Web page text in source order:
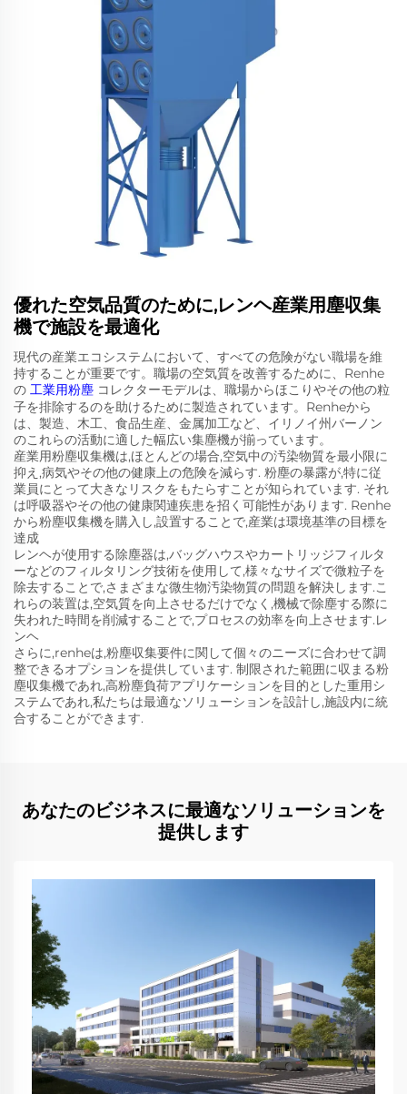
優れた空気品質のために,レンヘ産業用塵収集
機で施設を最適化
現代の産業エコシステムにおいて、すべての危険がない職場を維
持することが重要です。職場の空気質を改善するために、Renhe
の 工業用粉塵 コレクターモデルは、職場からほこりやその他の粒
子を排除するのを助けるために製造されています。Renheから
は、製造、木工、食品生産、金属加工など、イリノイ州バーノン
のこれらの活動に適した幅広い集塵機が揃っています。
産業用粉塵収集機は,ほとんどの場合,空気中の汚染物質を最小限に
抑え,病気やその他の健康上の危険を減らす. 粉塵の暴露が,特に従
業員にとって大きなリスクをもたらすことが知られています. それ
は呼吸器やその他の健康関連疾患を招く可能性があります. Renhe
から粉塵収集機を購入し,設置することで,産業は環境基準の目標を
達成
レンヘが使用する除塵器は,バッグハウスやカートリッジフィルタ
ーなどのフィルタリング技術を使用して,様々なサイズで微粒子を
除去することで,さまざまな微生物汚染物質の問題を解決します.こ
れらの装置は,空気質を向上させるだけでなく,機械で除塵する際に
失われた時間を削減することで,プロセスの効率を向上させます.レ
ンヘ
さらに,renheは,粉塵収集要件に関して個々のニーズに合わせて調
整できるオプションを提供しています. 制限された範囲に収まる粉
塵収集機であれ,高粉塵負荷アプリケーションを目的とした重用シ
ステムであれ,私たちは最適なソリューションを設計し,施設内に統
合することができます.
あなたのビジネスに最適なソリューションを
提供します